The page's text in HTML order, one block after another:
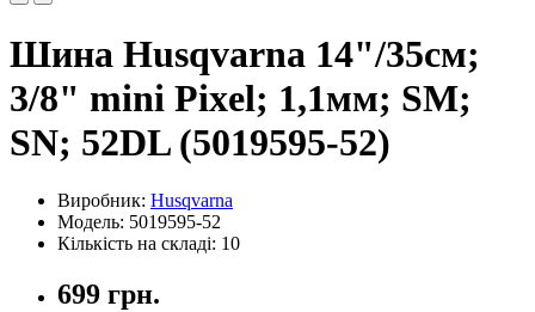
Шина Husqvarna 14"/35см;
3/8" mini Pixel; 1,1мм; SM;
SN; 52DL (5019595-52)
Виробник: Husqvarna
Модель: 5019595-52
Кількість на складі: 10
699 грн.